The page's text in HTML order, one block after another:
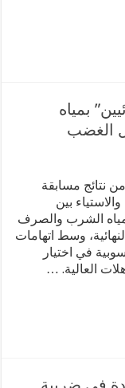
بمياه
مسابقة
بين
الشرب والصرف
وسط اتهامات
في اختيار
العالية. …